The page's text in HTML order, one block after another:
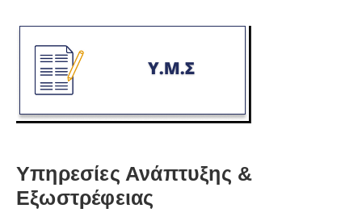
Υπηρεσίες Ανάπτυξης &
Εξωστρέφειας